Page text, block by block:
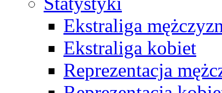
Ekstraliga
Ekstraliga kobiet
Reprezentacja